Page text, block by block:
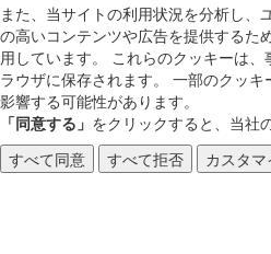
また、当サイトの利用状況を分析し、
の高いコンテンツや広告を提供するた
用しています。 これらのクッキーは
ラウザに保存されます。 一部のクッ
影響する可能性があります。
「同意する」 をクリックすると、当社
すべて同意
すべて拒否 カスタ